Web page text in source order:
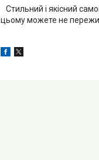
Стильний і якісний
цьому можете не